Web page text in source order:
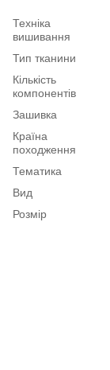
Техніка
вишивання
Тип тканини
Кількість
компонентів
Зашивка
Країна
походження
Тематика
Вид
Розмір